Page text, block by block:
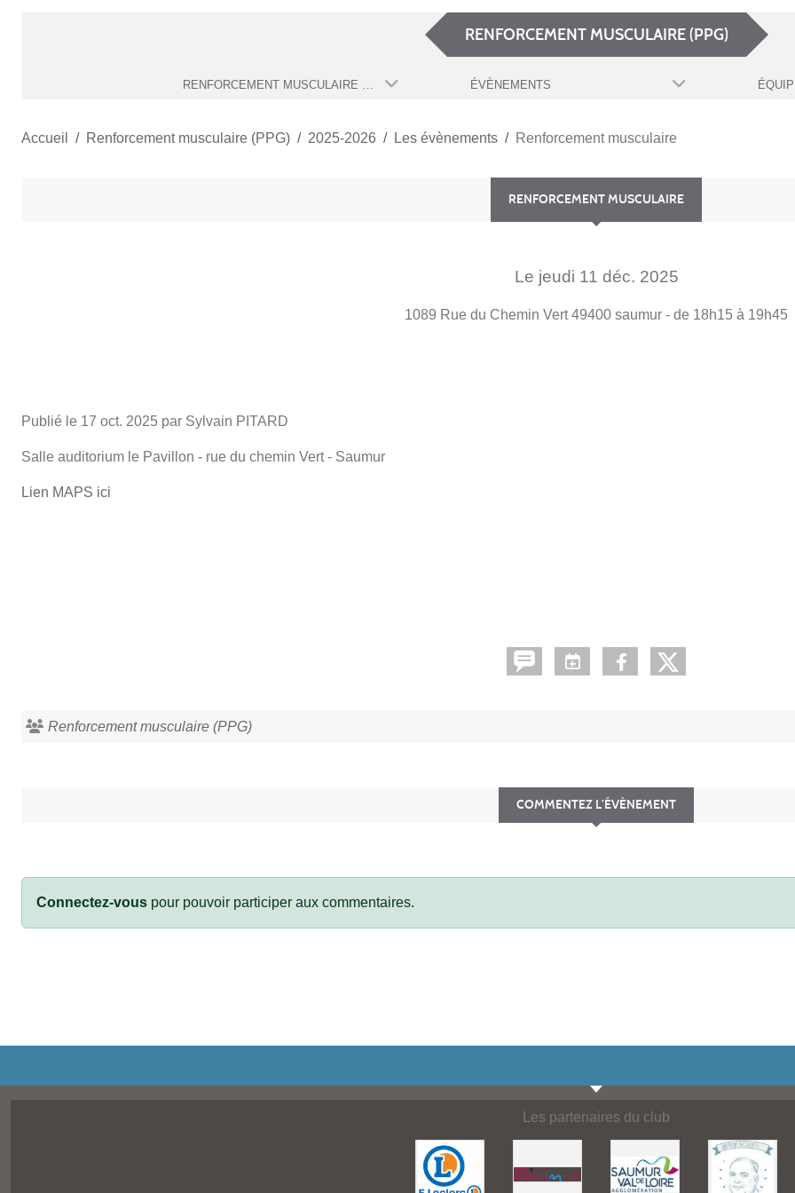
RENFORCEMENT MUSCULAIRE (PPG)
ÉVÈNEMENTS
Accueil Renforcement musculaire (PPG) 2025-2026 Les évènements Renforcement musculaire
RENFORCEMENT MUSCULAIRE
Le jeudi 11 déc. 2025
1089 Rue du Chemin Vert 49400 saumur - de 18h15 à 19h45
Publié le 17 oct. 2025 par Sylvain PITARD
Salle auditorium le Pavillon - rue du chemin Vert - Saumur
Lien MAPS ici
Renforcement musculaire (PPG)
COMMENTEZ L’ÉVÈNEMENT
Connectez-vous pour pouvoir participer aux commentaires.
Les partenaires du club